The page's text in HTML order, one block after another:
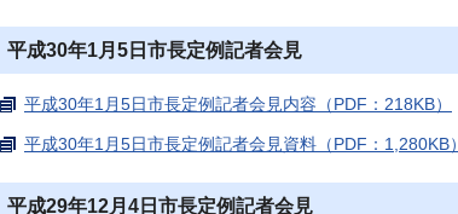
平成30年1月5日市長定例記者会見
平成30年1月5日市長定例記者会見内容（PDF：218KB）
平成30年1月5日市長定例記者会見資料（PDF：1,280KB）
平成29年12月4日市長定例記者会見